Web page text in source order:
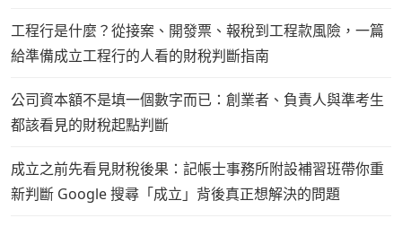
工程行是什麼？從接案、開發票、報稅到工程款風險，一篇
給準備成立工程行的人看的財稅判斷指南
公司資本額不是填一個數字而已：創業者、負責人與準考生
都該看見的財稅起點判斷
成立之前先看見財稅後果：記帳士事務所附設補習班帶你重
新判斷 Google 搜尋「成立」背後真正想解決的問題